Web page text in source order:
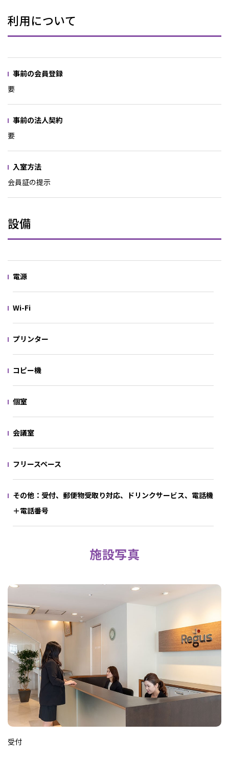
利用について
事前の会員登録
要
事前の法人契約
要
入室方法
会員証の提示
設備
電源
Wi-Fi
プリンター
コピー機
個室
会議室
フリースペース
その他：受付、郵便物受取り対応、ドリンクサービス、電話機
＋電話番号
施設写真
受付